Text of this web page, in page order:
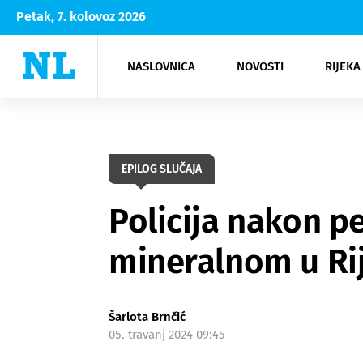
Petak, 7. kolovoz 2026
NASLOVNICA NOVOSTI
Rijeka Opatija
NK
Moda
Kultura
EPILOG SLUČAJA
Policija nakon
mineralnom u
Šarlota Brnčić
05. travanj 2024 09:45